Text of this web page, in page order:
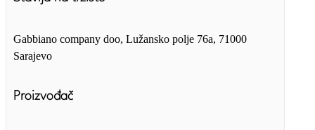
Gabbiano company doo, Lužansko polje 76a, 71000
Sarajevo
Proizvođač